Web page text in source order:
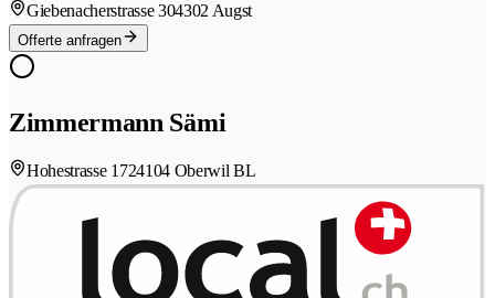
Giebenacherstrasse 304302 Augst
Offerte anfragen
Zimmermann Sämi
Hohestrasse 1724104 Oberwil BL